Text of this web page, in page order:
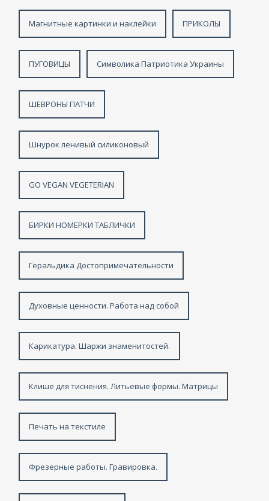
Магнитные картинки и наклейки ПРИКОЛЫ
ПУГОВИЦЫ Символика Патриотика Украины
ШЕВРОНЫ ПАТЧИ
Шнурок ленивый силиконовый
GO VEGAN VEGETERIAN
БИРКИ НОМЕРКИ ТАБЛИЧКИ
Геральдика Достопримечательности
Духовные ценности. Работа над собой
Карикатура. Шаржи знаменитостей.
Клише для тиснения. Литьевые формы. Матрицы
Печать на текстиле
Фрезерные работы. Гравировка.